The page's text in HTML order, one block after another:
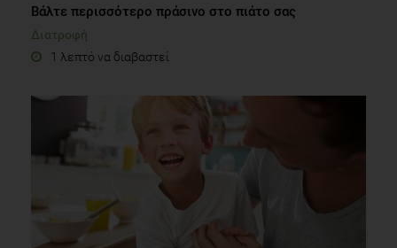
Βάλτε περισσότερο πράσινο στο πιάτο σας
Διατροφή
1 λεπτό να διαβαστεί